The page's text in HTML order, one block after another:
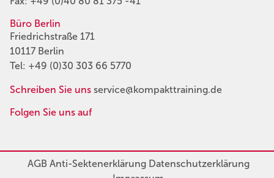
Büro Berlin
Friedrichstraße 171
10117 Berlin
Tel: +49 (0)30 303 66 5770
Schreiben Sie uns service@kompakttraining.de
Folgen Sie uns auf
AGBAnti-SektenerklärungDatenschutzerklärung